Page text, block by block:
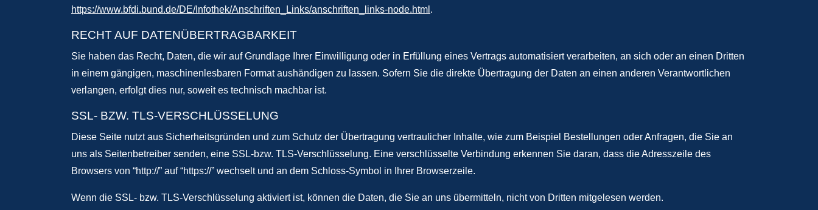
https://www.bfdi.bund.de/DE/Infothek/Anschriften_Links/anschriften_links-node.html .
RECHT AUF DATENÜBERTRAGBARKEIT
Sie haben das Recht, Daten, die wir auf Grundlage Ihrer Einwilligung oder in Erfüllung eines Vertrags automatisiert verarbeiten, an sich oder an einen Dritten
in einem gängigen, maschinenlesbaren Format aushändigen zu lassen. Sofern Sie die direkte Übertragung der Daten an einen anderen Verantwortlichen
verlangen, erfolgt dies nur, soweit es technisch machbar ist.
SSL- BZW. TLS-VERSCHLÜSSELUNG
Diese Seite nutzt aus Sicherheitsgründen und zum Schutz der Übertragung vertraulicher Inhalte, wie zum Beispiel Bestellungen oder Anfragen, die Sie an
uns als Seitenbetreiber senden, eine SSL-bzw. TLS-Verschlüsselung. Eine verschlüsselte Verbindung erkennen Sie daran, dass die Adresszeile des
Browsers von “http://” auf “https://” wechselt und an dem Schloss-Symbol in Ihrer Browserzeile.
Wenn die SSL- bzw. TLS-Verschlüsselung aktiviert ist, können die Daten, die Sie an uns übermitteln, nicht von Dritten mitgelesen werden.